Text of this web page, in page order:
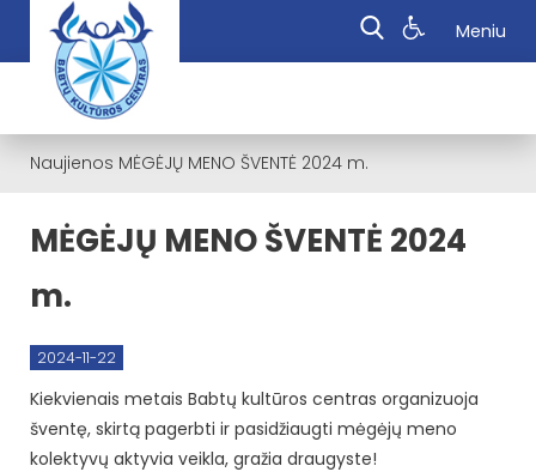
Meniu
Naujienos MĖGĖJŲ MENO ŠVENTĖ 2024 m.
MĖGĖJŲ MENO ŠVENTĖ 2024
m.
2024-11-22
Kiekvienais metais Babtų kultūros centras organizuoja
šventę, skirtą pagerbti ir pasidžiaugti mėgėjų meno
kolektyvų aktyvia veikla, gražia draugyste!